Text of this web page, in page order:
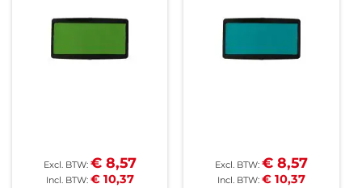
€ 10,37
€ 8,57
€ 10,37
€ 8,57